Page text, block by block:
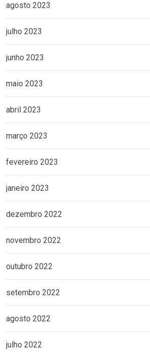
agosto 2023
julho 2023
junho 2023
maio 2023
abril 2023
março 2023
fevereiro 2023
janeiro 2023
dezembro 2022
novembro 2022
outubro 2022
setembro 2022
agosto 2022
julho 2022